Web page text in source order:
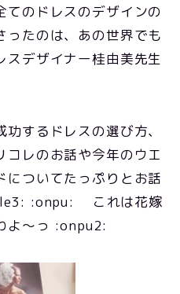
てのドレスのデザインの
ったのは、あの世界でも
デザイナー桂由美先生
するドレスの選び方、
レのお話や今年のウエ
についてたっぷりとお話
:onpu: これは花嫁
よ～っ :onpu2: